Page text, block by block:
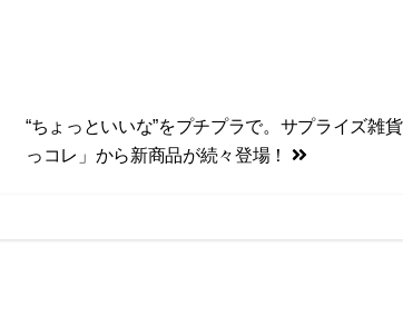
“ちょっといいな”をプチプラで。サプライズ雑
っコレ」から新商品が続々登場！